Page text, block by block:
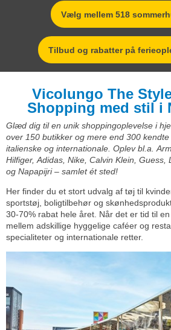
Vælg mellem 518
Tilbud og rabatter på
Vicolungo The
Shopping med stil i
Glæd dig til en unik shoppingoplevelse i
over 150 butikker og mere end 300
italienske og internationale. Oplev bl.a.
Hilfiger, Adidas, Nike, Calvin Klein, Guess,
og Napapijri – samlet ét sted!
Her finder du et stort udvalg af tøj til
sportstøj, boligtilbehør og
30-70% rabat hele året. Når det er tid til
mellem adskillige hyggelige caféer og
specialiteter og internationale retter.